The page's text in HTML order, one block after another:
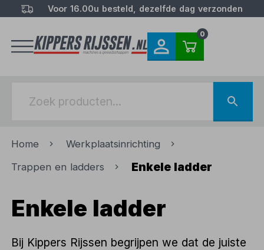
Voor 16.00u besteld, dezelfde dag verzonden
0
Home
Werkplaatsinrichting
Trappen en ladders
Enkele ladder
Enkele ladder
Bij Kippers Rijssen begrijpen we dat de juiste